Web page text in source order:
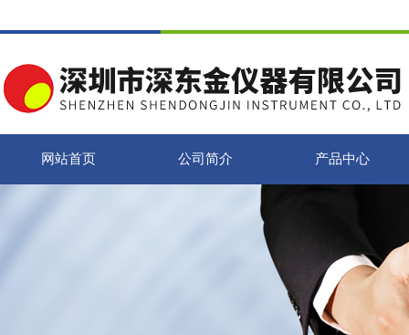
网站首页 公司简介 产品中心